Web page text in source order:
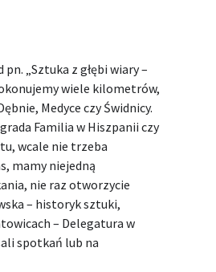
„Sztuka z głębi wiary –
wiele kilometrów,
Medyce czy Świdnicy.
Familia w Hiszpanii czy
wcale nie trzeba
mamy niejedną
nie raz otworzycie
– historyk sztuki,
– Delegatura w
spotkań lub na